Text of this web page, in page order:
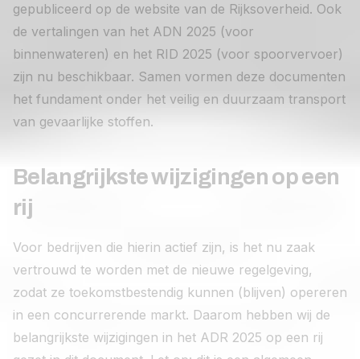
gepubliceerd op de website van de Rijksoverheid. Ook
de vertalingen van het ADN 2025 (voor
binnenwateren) en het RID 2025 (voor spoorvervoer)
zijn nu beschikbaar. Samen vormen deze documenten
het fundament onder het veilig en duurzaam transport
van gevaarlijke stoffen.
Belangrijkste wijzigingen op een
rij
Voor bedrijven die hierin actief zijn, is het nu zaak
vertrouwd te worden met de nieuwe regelgeving,
zodat ze toekomstbestendig kunnen (blijven) opereren
in een concurrerende markt. Daarom hebben wij de
belangrijkste wijzigingen in het ADR 2025 op een rij